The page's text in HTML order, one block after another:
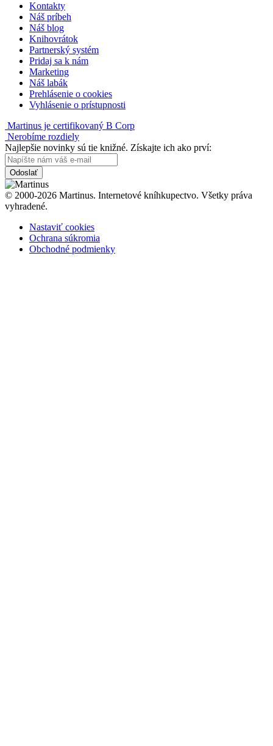
Kontakty
Náš príbeh
Náš blog
Knihovrátok
Partnerský systém
Pridaj sa k nám
Marketing
Náš labák
Prehlásenie o cookies
Vyhlásenie o prístupnosti
Martinus je certifikovaný B Corp
Nerobíme rozdiely
Najlepšie novinky sú tie knižné. Získajte ich ako prví:
Odoslať
© 2000-2026 Martinus. Internetové kníhkupectvo. Všetky práva
vyhradené.
Nastaviť cookies
Ochrana súkromia
Obchodné podmienky